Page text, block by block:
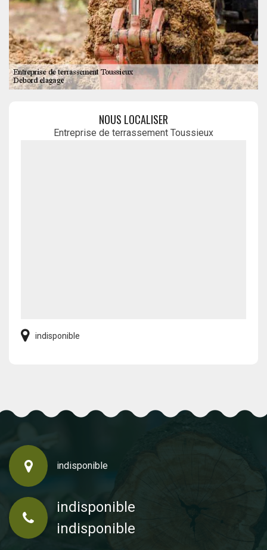
NOUS LOCALISER
Entreprise de terrassement Toussieux
indisponible
indisponible
indisponible
indisponible